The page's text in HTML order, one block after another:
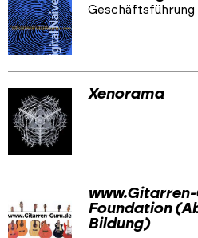
Geschäftsführung
Xenorama
Foundation
Bildung)